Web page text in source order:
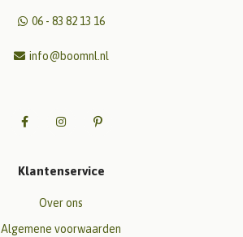
06 - 83 82 13 16
info@boomnl.nl
Klantenservice
Over ons
Algemene voorwaarden